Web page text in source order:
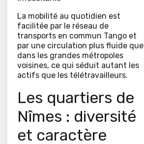
La mobilité au quotidien est
facilitée par le réseau de
transports en commun Tango et
par une circulation plus fluide que
dans les grandes métropoles
voisines, ce qui séduit autant les
actifs que les télétravailleurs.
Les quartiers de
Nîmes : diversité
et caractère